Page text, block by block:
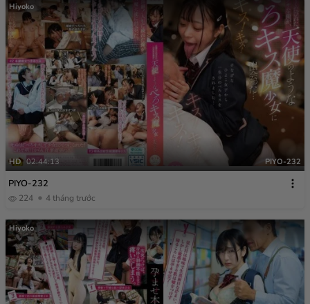
Hiyoko
HD 02:44:13 PIYO-232
PIYO-232
224 4 tháng trước
Hiyoko